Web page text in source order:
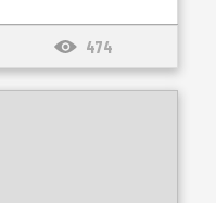
474